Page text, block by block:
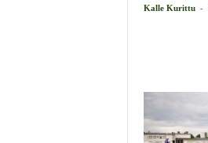
Kalle Kurittu -